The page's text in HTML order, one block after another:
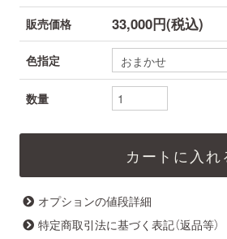
販売価格 33,000円(税込)
色指定
数量
オプションの値段詳細
特定商取引法に基づく表記（返品等）